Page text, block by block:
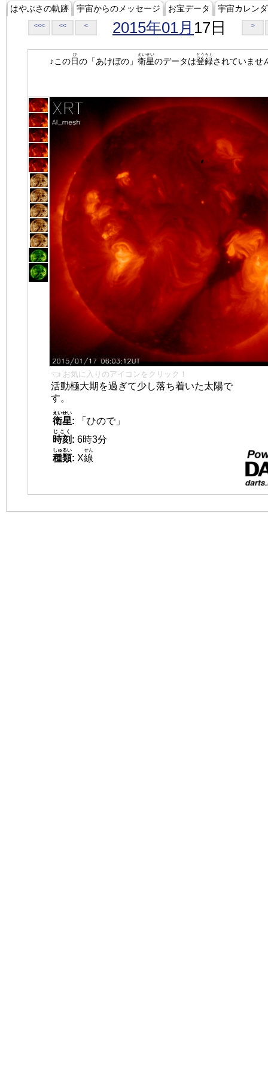
はやぶさの軌跡 宇宙からのメッセージ お宝データ 宇宙カレン
<<< << < 2015年01月 17日 >
♪この日
ひ
の「あけぼの」 衛星
えいせい
のデータは登録
とうろく
されていませ
👈 お気に入りのアイコンをクリック！
活動極大期を過ぎて少し落ち着いた太陽で
す。
衛星
えいせい
:
「ひので」
時刻
じこく
: 6時3分
種類
しゅるい
: X線
せん